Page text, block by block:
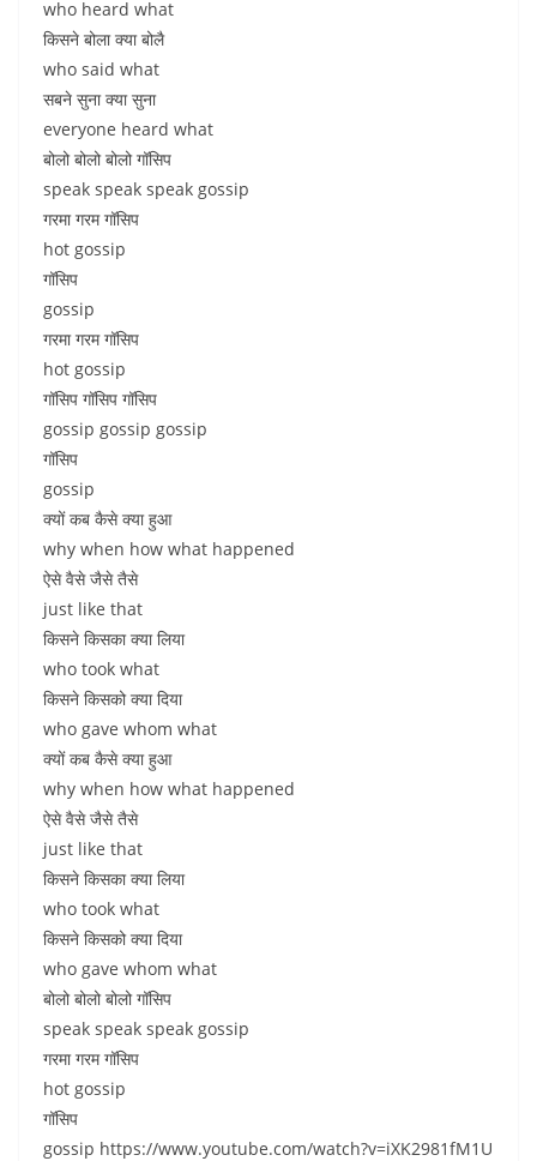
who heard what
किसने बोला क्या बोलै
who said what
सबने सुना क्या सुना
everyone heard what
बोलो बोलो बोलो गॉसिप
speak speak speak gossip
गरमा गरम गॉसिप
hot gossip
गॉसिप
gossip
गरमा गरम गॉसिप
hot gossip
गॉसिप गॉसिप गॉसिप
gossip gossip gossip
गॉसिप
gossip
क्यों कब कैसे क्या हुआ
why when how what happened
ऐसे वैसे जैसे तैसे
just like that
किसने किसका क्या लिया
who took what
किसने किसको क्या दिया
who gave whom what
क्यों कब कैसे क्या हुआ
why when how what happened
ऐसे वैसे जैसे तैसे
just like that
किसने किसका क्या लिया
who took what
किसने किसको क्या दिया
who gave whom what
बोलो बोलो बोलो गॉसिप
speak speak speak gossip
गरमा गरम गॉसिप
hot gossip
गॉसिप
gossip https://www.youtube.com/watch?v=iXK2981fM1U